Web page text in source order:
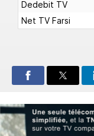
Dedebit TV
Net TV Farsi